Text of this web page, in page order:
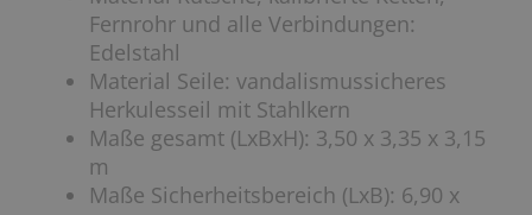
Fernrohr und alle Verbindungen:
Edelstahl
Material Seile: vandalismussicheres
Herkulesseil mit Stahlkern
Maße gesamt (LxBxH): 3,50 x 3,35 x 3,15
m
Maße Sicherheitsbereich (LxB): 6,90 x